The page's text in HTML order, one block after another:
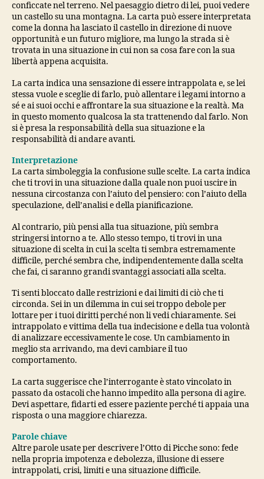
conficcate nel terreno. Nel paesaggio dietro di lei, puoi vedere
un castello su una montagna. La carta può essere interpretata
come la donna ha lasciato il castello in direzione di nuove
opportunità e un futuro migliore, ma lungo la strada si è
trovata in una situazione in cui non sa cosa fare con la sua
libertà appena acquisita.
La carta indica una sensazione di essere intrappolata e, se lei
stessa vuole e sceglie di farlo, può allentare i legami intorno a
sé e ai suoi occhi e affrontare la sua situazione e la realtà. Ma
in questo momento qualcosa la sta trattenendo dal farlo. Non
si è presa la responsabilità della sua situazione e la
responsabilità di andare avanti.
Interpretazione
La carta simboleggia la confusione sulle scelte. La carta indica
che ti trovi in ​​una situazione dalla quale non puoi uscire in
nessuna circostanza con l’aiuto del pensiero: con l’aiuto della
speculazione, dell’analisi e della pianificazione.
Al contrario, più pensi alla tua situazione, più sembra
stringersi intorno a te. Allo stesso tempo, ti trovi in ​​una
situazione di scelta in cui la scelta ti sembra estremamente
difficile, perché sembra che, indipendentemente dalla scelta
che fai, ci saranno grandi svantaggi associati alla scelta.
Ti senti bloccato dalle restrizioni e dai limiti di ciò che ti
circonda. Sei in un dilemma in cui sei troppo debole per
lottare per i tuoi diritti perché non li vedi chiaramente. Sei
intrappolato e vittima della tua indecisione e della tua volontà
di analizzare eccessivamente le cose. Un cambiamento in
meglio sta arrivando, ma devi cambiare il tuo
comportamento.
La carta suggerisce che l’interrogante è stato vincolato in
passato da ostacoli che hanno impedito alla persona di agire.
Devi aspettare, fidarti ed essere paziente perché ti appaia una
risposta o una maggiore chiarezza.
Parole chiave
Altre parole usate per descrivere l’Otto di Picche sono: fede
nella propria impotenza e debolezza, illusione di essere
intrappolati, crisi, limiti e una situazione difficile.